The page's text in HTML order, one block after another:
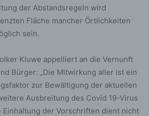
der Abstandsregeln wird
Fläche mancher Örtlichkeiten
sein.
Kluwe appelliert an die Vernunft
Bürger: „Die Mitwirkung aller ist ein
zur Bewältigung der aktuellen
Ausbreitung des Covid 19-Virus
Einhaltung der Vorschriften dient nicht